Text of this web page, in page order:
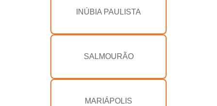
INÚBIA PAULISTA
SALMOURÃO
MARIÁPOLIS